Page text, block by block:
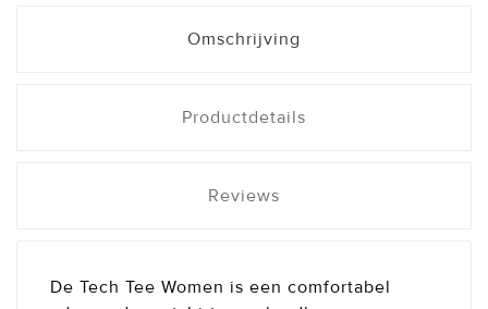
Omschrijving
Productdetails
Reviews
De Tech Tee Women is een comfortabel